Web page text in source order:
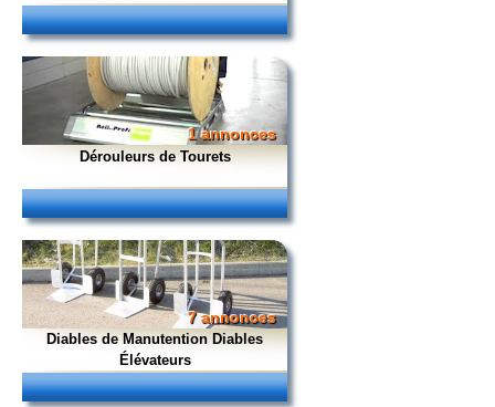
1 annonces
Dérouleurs de Tourets
7 annonces
Diables de Manutention Diables
Élévateurs